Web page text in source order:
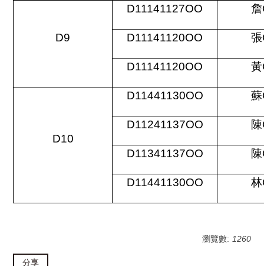
D9
D11141127OO 詹
D11141120OO 張
D11141120OO 黃
D10
D11441130OO 蘇
D11241137OO 陳
D11341137OO 陳
D11441130OO 林
瀏覽數: 1260
分享